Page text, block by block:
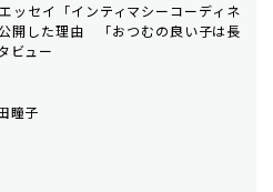
ッセイ「インティマシーコーディネ
開した理由 「おつむの良い子は長
ビュー
瞳子